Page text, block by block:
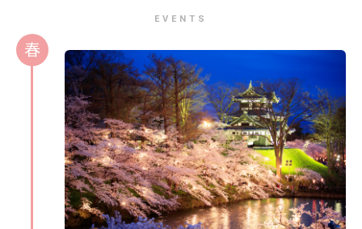
EVENTS
春